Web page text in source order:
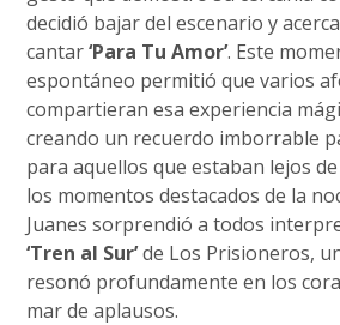
decidió bajar del escenario y
cantar‘Para Tu Amor’. Este
espontáneo permitió que varios
compartieran esa experiencia
creando un recuerdo imborrable
para aquellos que estaban lejos
los momentos destacados de la
Juanes sorprendió a todos
‘Tren al Sur’de Los Prisioneros,
resonó profundamente en los
mar de aplausos.